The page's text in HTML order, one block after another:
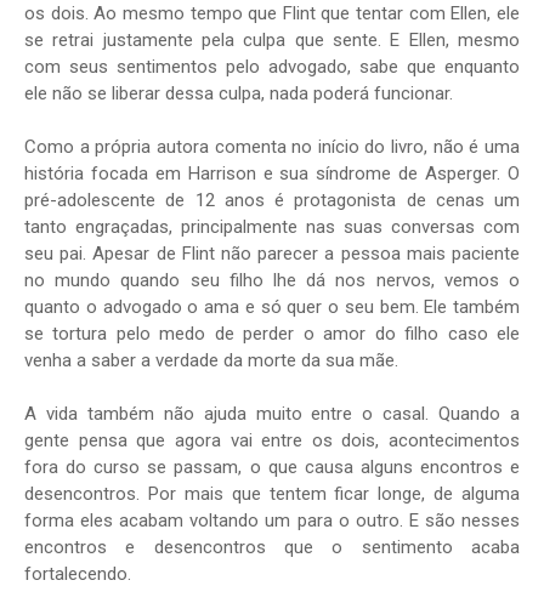
os dois. Ao mesmo tempo que Flint que tentar com Ellen, ele
se retrai justamente pela culpa que sente. E Ellen, mesmo
com seus sentimentos pelo advogado, sabe que enquanto
ele não se liberar dessa culpa, nada poderá funcionar.
Como a própria autora comenta no início do livro, não é uma
história focada em Harrison e sua síndrome de Asperger. O
pré-adolescente de 12 anos é protagonista de cenas um
tanto engraçadas, principalmente nas suas conversas com
seu pai. Apesar de Flint não parecer a pessoa mais paciente
no mundo quando seu filho lhe dá nos nervos, vemos o
quanto o advogado o ama e só quer o seu bem. Ele também
se tortura pelo medo de perder o amor do filho caso ele
venha a saber a verdade da morte da sua mãe.
A vida também não ajuda muito entre o casal. Quando a
gente pensa que agora vai entre os dois, acontecimentos
fora do curso se passam, o que causa alguns encontros e
desencontros. Por mais que tentem ficar longe, de alguma
forma eles acabam voltando um para o outro. E são nesses
encontros e desencontros que o sentimento acaba
fortalecendo.